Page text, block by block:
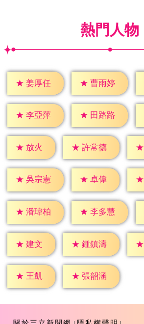
熱門人物
★ 姜厚任 ★ 曹雨婷
★ 李亞萍 ★ 田路路
★ 放火 ★ 許常德 ★
★ 吳宗憲 ★ 卓偉 ★
★ 潘瑋柏 ★ 李多慧
★ 建文 ★ 鍾鎮濤 ★
★ 王凱 ★ 張韶涵